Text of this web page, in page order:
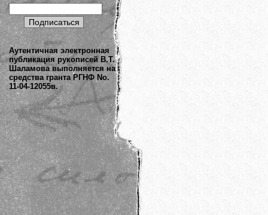
Аутентичная электронная
публикация рукописей В.Т.
Шаламова выполняется на
средства гранта РГНФ No.
11-04-12055в.